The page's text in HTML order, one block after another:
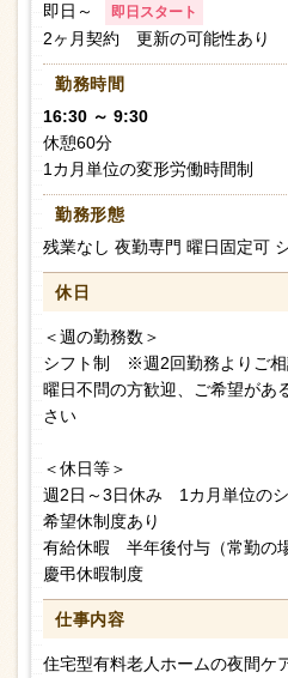
即日～
即日スタート
2ヶ月契約 更新の可能性あり
勤務時間
16:30 ～ 9:30
休憩60分
1カ月単位の変形労働時間制
勤務形態
残業なし 夜勤専門 曜日固定可
休日
＜週の勤務数＞
シフト制 ※週2回勤務よりご相
曜日不問の方歓迎、ご希望があ
さい
＜休日等＞
週2日～3日休み 1カ月単位の
希望休制度あり
有給休暇 半年後付与（常勤の
慶弔休暇制度
仕事内容
住宅型有料老人ホームの夜間ケ